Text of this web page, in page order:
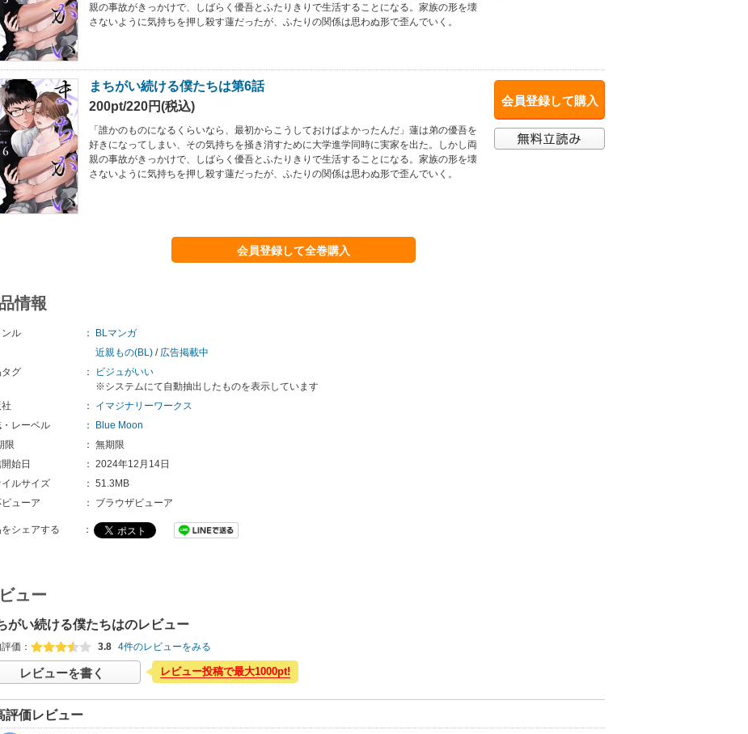
親の事故がきっかけで、しばらく優吾とふたりきりで生活することになる。家族の形を壊
さないように気持ちを押し殺す蓮だったが、ふたりの関係は思わぬ形で歪んでいく。
会員登録して購入
まちがい続ける僕たちは第6話
200pt/220円(税込)
「誰かのものになるくらいなら、最初からこうしておけばよかったんだ」蓮は弟の優吾を
好きになってしまい、その気持ちを掻き消すために大学進学同時に実家を出た。しかし両
親の事故がきっかけで、しばらく優吾とふたりきりで生活することになる。家族の形を壊
さないように気持ちを押し殺す蓮だったが、ふたりの関係は思わぬ形で歪んでいく。
会員登録して全巻購入
情報
ンル ：
BLマンガ
近親もの(BL) / 広告掲載中
グ
：
ビジュがいい
※システムにて自動抽出したものを表示しています
：
イマジナリーワークス
レーベル
：
Blue Moon
限
： 無期限
始日
： 2024年12月14日
イルサイズ
： 51.3MB
ューア
： ブラウザビューア
シェアする ：
ュー
がい続ける僕たちはのレビュー
価： 3.8 4件のレビューをみる
レビューを書く レビュー投稿で最大1000pt!
評価レビュー